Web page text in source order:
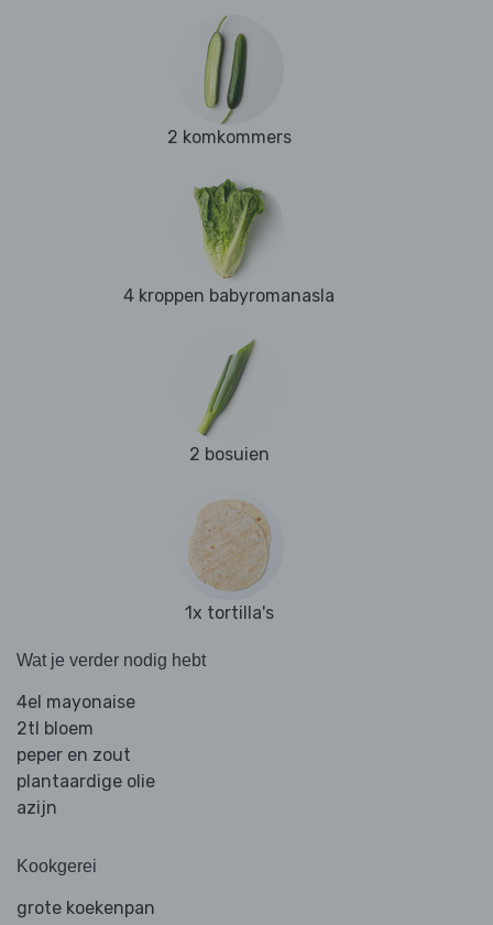
2 komkommers
4 kroppen babyromanasla
2 bosuien
1x tortilla's
Wat je verder nodig hebt
4el mayonaise
2tl bloem
peper en zout
plantaardige olie
azijn
Kookgerei
grote koekenpan